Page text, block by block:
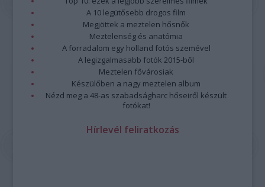
A 10 legütősebb drogos film
Megjöttek a meztelen hősnők
Meztelenség és anatómia
A forradalom egy holland fotós szemével
A legizgalmasabb fotók 2015-ből
Meztelen fővárosiak
Készülőben a nagy meztelen album
Nézd meg a 48-as szabadságharc hőseiről készült
fotókat!
Hírlevél feliratkozás